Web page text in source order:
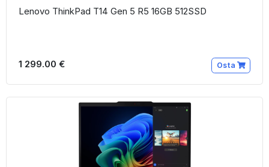
Lenovo ThinkPad T14 Gen 5 R5 16GB 512SSD
1 299.00 € Osta